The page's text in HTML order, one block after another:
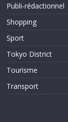
Publi-rédactionnel
Shopping
Sport
Tokyo District
Tourisme
Transport